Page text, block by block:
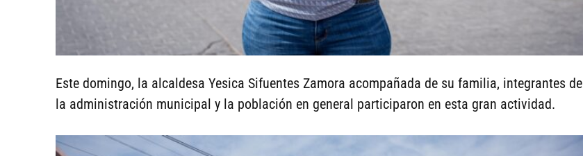
Este domingo, la alcaldesa Yesica Sifuentes Zamora acompañada de su familia, integrantes de
la administración municipal y la población en general participaron en esta gran actividad.